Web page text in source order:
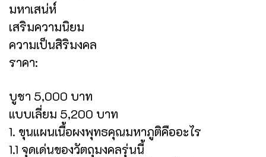
มหาเสน่ห์
เสริมความนิยม
ความเป็นสิริมงคล
ราคา:
บูชา 5,000 บาท
แบบเลี่ยม 5,200 บาท
1. ขุนแผนเนื้อผงพุทธคุณมหาภูติคืออะไร
1.1 จุดเด่นของวัตถุมงคลรุ่นนี้